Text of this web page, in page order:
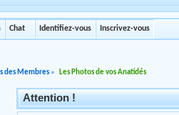
Chat Identifiez-vous Inscrivez-vous
des Membres » Les Photos de vos Anatidés
Attention !